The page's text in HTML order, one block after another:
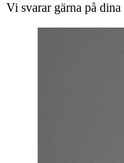
Vi svarar gärna på